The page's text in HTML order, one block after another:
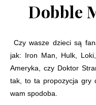
Dobble
Czy wasze dzieci są
jak: Iron Man, Hulk,
Ameryka, czy Doktor
tak, to ta propozycja gry
wam spodoba.